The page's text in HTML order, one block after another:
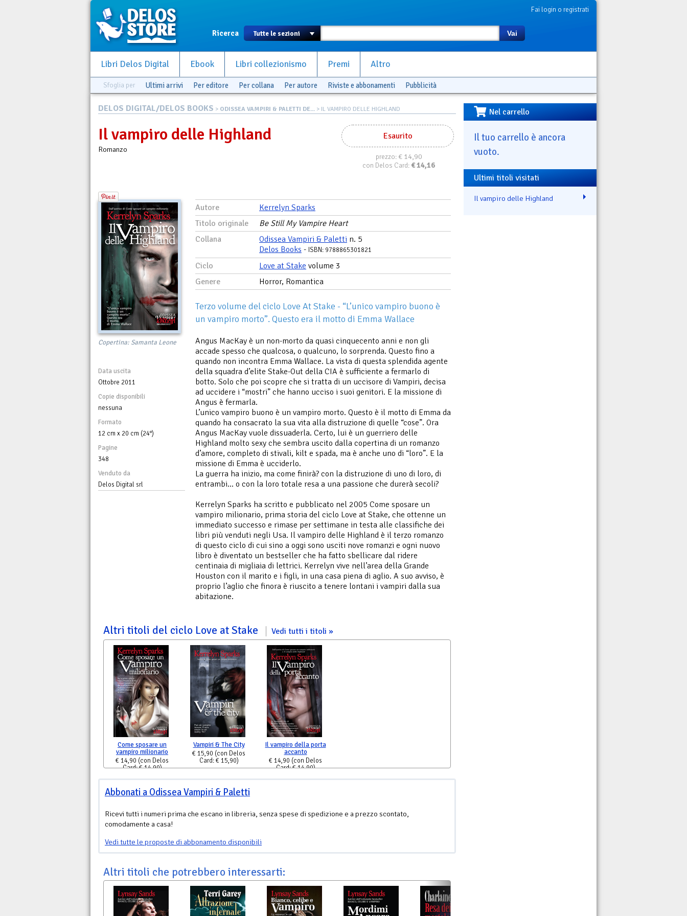
Fai login o registrati
Ricerca Vai
Libri Delos Digital Ebook Libri collezionismo Premi Altro
Sfoglia per Ultimi arrivi Per editore Per collana Per autore Riviste e abbonamenti Pubblicità
DELOS DIGITAL/DELOS BOOKS > ODISSEA VAMPIRI & PALETTI DE... > IL VAMPIRO DELLE HIGHLAND
Esaurito
prezzo:€ 14,90
con Delos Card: €14,16
Il vampiro delle Highland
Romanzo
Copertina: Samanta Leone
Data uscita
Ottobre 2011
Copie disponibili
nessuna
Formato
12 cm x 20 cm (24°)
Pagine
348
Venduto da
Delos Digital srl
Autore
Kerrelyn Sparks
Titolo originale
Be Still My Vampire Heart
Collana
Odissea Vampiri & Paletti n. 5
Delos Books - ISBN: 9788865301821
Ciclo Love at Stake volume 3
Genere
Horror, Romantica
Terzo volume del ciclo Love At Stake - “L’unico vampiro buono è
un vampiro morto”. Questo era il motto di Emma Wallace
Angus MacKay è un non-morto da quasi cinquecento anni e non gli
accade spesso che qualcosa, o qualcuno, lo sorprenda. Questo fino a
quando non incontra Emma Wallace. La vista di questa splendida agente
della squadra d’elite Stake-Out della CIA è sufficiente a fermarlo di
botto. Solo che poi scopre che si tratta di un uccisore di Vampiri, decisa
ad uccidere i “mostri” che hanno ucciso i suoi genitori. E la missione di
Angus è fermarla.
L’unico vampiro buono è un vampiro morto. Questo è il motto di Emma da
quando ha consacrato la sua vita alla distruzione di quelle “cose”. Ora
Angus MacKay vuole dissuaderla. Certo, lui è un guerriero delle
Highland molto sexy che sembra uscito dalla copertina di un romanzo
d’amore, completo di stivali, kilt e spada, ma è anche uno di “loro”. E la
missione di Emma è ucciderlo.
La guerra ha inizio, ma come finirà? con la distruzione di uno di loro, di
entrambi... o con la loro totale resa a una passione che durerà secoli?
Kerrelyn Sparks ha scritto e pubblicato nel 2005 Come sposare un
vampiro milionario, prima storia del ciclo Love at Stake, che ottenne un
immediato successo e rimase per settimane in testa alle classifiche dei
libri più venduti negli Usa. Il vampiro delle Highland è il terzo romanzo
di questo ciclo di cui sino a oggi sono usciti nove romanzi e ogni nuovo
libro è diventato un bestseller che ha fatto sbellicare dal ridere
centinaia di migliaia di lettrici. Kerrelyn vive nell’area della Grande
Houston con il marito e i figli, in una casa piena di aglio. A suo avviso, è
proprio l’aglio che finora è riuscito a tenere lontani i vampiri dalla sua
abitazione.
Altri titoli del ciclo Love at Stake Vedi tutti i titoli
Come sposare un
vampiro milionario
€ 14,90 (con Delos
Card: € 14,90)
Vampiri & The City
€ 15,90 (con Delos
Card: € 15,90)
Il vampiro della porta
accanto
€ 14,90 (con Delos
Card: € 14,90)
Abbonati a Odissea Vampiri & Paletti
Ricevi tutti i numeri prima che escano in libreria, senza spese di spedizione e a prezzo scontato,
comodamente a casa!
Vedi tutte le proposte di abbonamento disponibili
Altri titoli che potrebbero interessarti:
Nel carrello
Il tuo carrello è ancora
vuoto.
Ultimi titoli visitati
Il vampiro delle Highland